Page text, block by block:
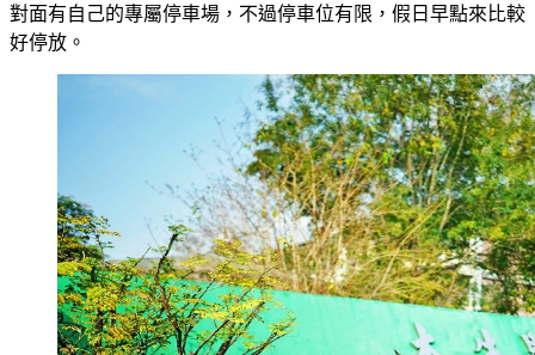
對面有自己的專屬停車場，不過停車位有限，假日早點來比較
好停放。